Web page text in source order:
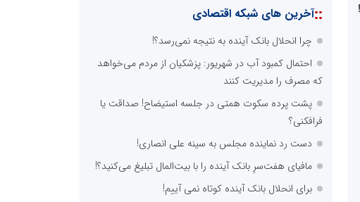
::آخرین های شبکه اقتصادی
چرا انحلال بانک آینده به نتیجه نمی‌رسد؟!
احتمال کمبود آب در شهریور: پزشکیان از مردم می‌خواهد
که مصرف را مدیریت کنند
پشت پرده سکوت همتی در جلسه استیضاح! صداقت یا
فرافکنی؟
دست رد نماینده مجلس به سینه علی انصاری!
مافیای هفت‌سرِ بانک آینده را با بیت‌المال تبلیغ می‌کنید؟!
برای انحلال بانک آینده کوتاه نمی آییم!